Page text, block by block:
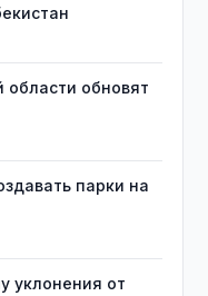
области обновят
парки на
уклонения от